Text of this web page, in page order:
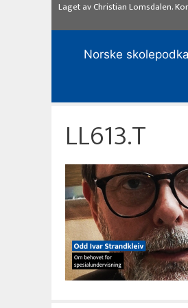
Laget avChristian Lomsdalen.
Norske
LL613.T